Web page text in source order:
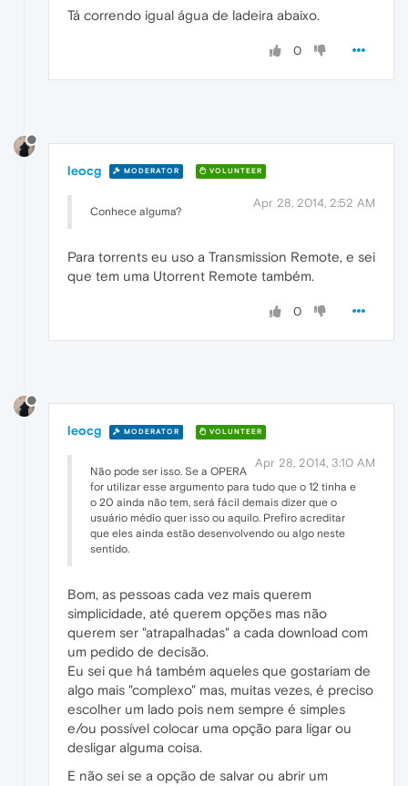
Tá correndo igual água de ladeira abaixo.
0
leocg MODERATOR VOLUNTEER
Apr 28, 2014, 2:52 AM
Conhece alguma?
Para torrents eu uso a Transmission Remote, e sei
que tem uma Utorrent Remote também.
0
leocg MODERATOR VOLUNTEER
Apr 28, 2014, 3:10 AM
Não pode ser isso. Se a OPERA
for utilizar esse argumento para tudo que o 12 tinha e
o 20 ainda não tem, será fácil demais dizer que o
usuário médio quer isso ou aquilo. Prefiro acreditar
que eles ainda estão desenvolvendo ou algo neste
sentido.
Bom, as pessoas cada vez mais querem
simplicidade, até querem opções mas não
querem ser "atrapalhadas" a cada download com
um pedido de decisão.
Eu sei que há também aqueles que gostariam de
algo mais "complexo" mas, muitas vezes, é preciso
escolher um lado pois nem sempre é simples
e/ou possível colocar uma opção para ligar ou
desligar alguma coisa.
E não sei se a opção de salvar ou abrir um